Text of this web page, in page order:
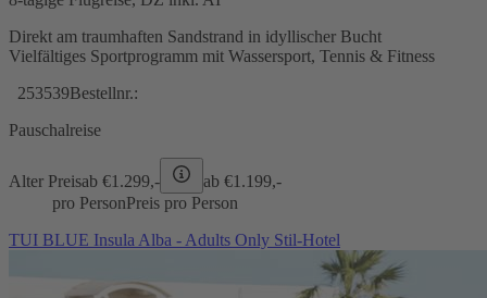
Direkt am traumhaften Sandstrand in idyllischer Bucht
Vielfältiges Sportprogramm mit Wassersport, Tennis & Fitness
253539Bestellnr.:
Pauschalreise
Alter Preisab €1.299,- ab €1.199,-
pro PersonPreis pro Person
TUI BLUE Insula Alba - Adults Only Stil-Hotel